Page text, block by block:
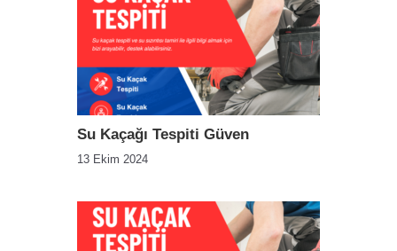
Su Kaçağı Tespiti Güven
13 Ekim 2024